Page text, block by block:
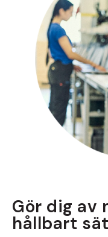
Gör dig av
hållbart